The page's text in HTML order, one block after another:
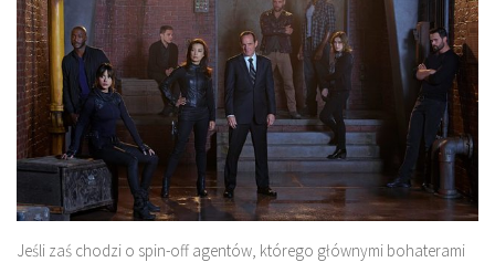
Jeśli zaś chodzi o spin-off agentów, którego głównymi bohaterami